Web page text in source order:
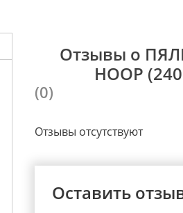
Отзывы о
HOOP
(0)
Отзывы отсутствуют
Оставить